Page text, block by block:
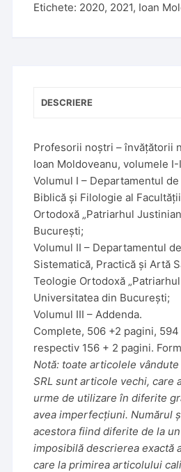
n
Etichete: 2020, 2021, Ioan
DESCRIERE
Profesorii noștri – învățătorii
Ioan Moldoveanu, volumele I-
Volumul I – Departamentul
Biblică și Filologie al
Ortodoxă „Patriarhul
București;
Volumul II – Departamentul
Sistematică, Practică și Artă
Teologie Ortodoxă
Universitatea din București;
Volumul III – Addenda.
Complete, 506 +2 pagini,
respectiv 156 + 2 pagini.
Notă: toate articolele
SRL sunt articole vechi, care
urme de utilizare în diferite
avea imperfecțiuni. Numărul
acestora fiind diferite de la
imposibilă descrierea exactă
care la primirea articolului